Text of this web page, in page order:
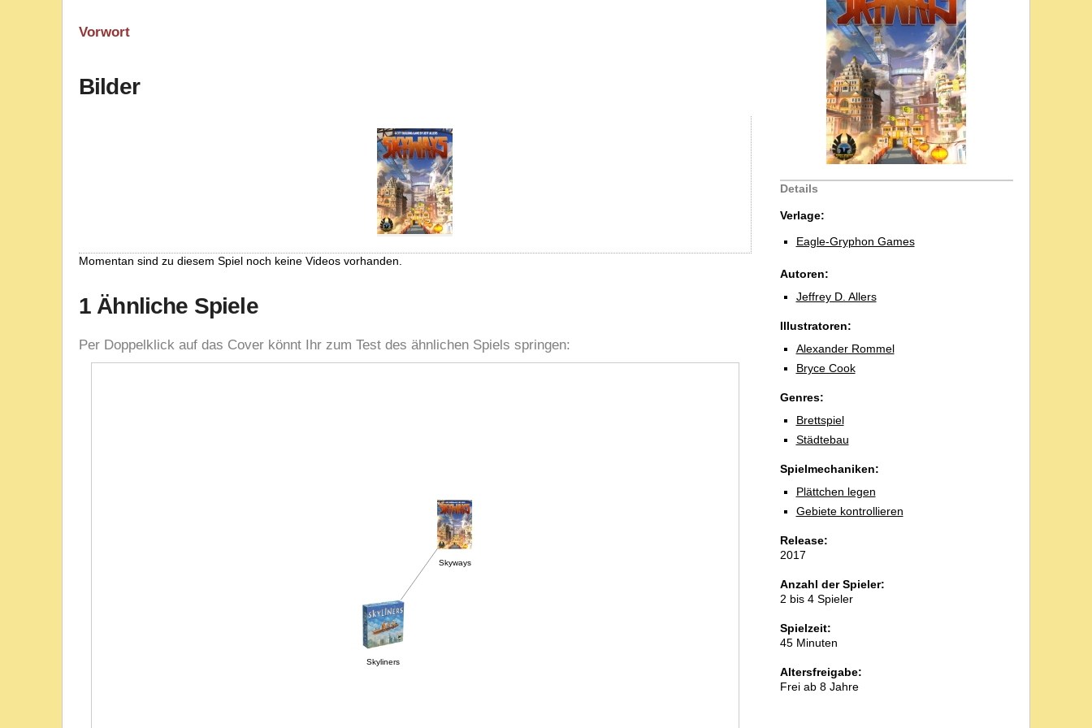
Details
Verlage:
Eagle-Gryphon Games
Autoren:
Jeffrey D. Allers
Illustratoren:
Alexander Rommel
Bryce Cook
Genres:
Brettspiel
Städtebau
Spielmechaniken:
Plättchen legen
Gebiete kontrollieren
Release:
2017
Anzahl der Spieler:
2 bis 4 Spieler
Spielzeit:
45 Minuten
Altersfreigabe:
Frei ab 8 Jahre
Vorwort
Bilder
Momentan sind zu diesem Spiel noch keine Videos vorhanden.
1 Ähnliche Spiele
Per Doppelklick auf das Cover könnt Ihr zum Test des ähnlichen Spiels springen:
Skyliners
Skyways